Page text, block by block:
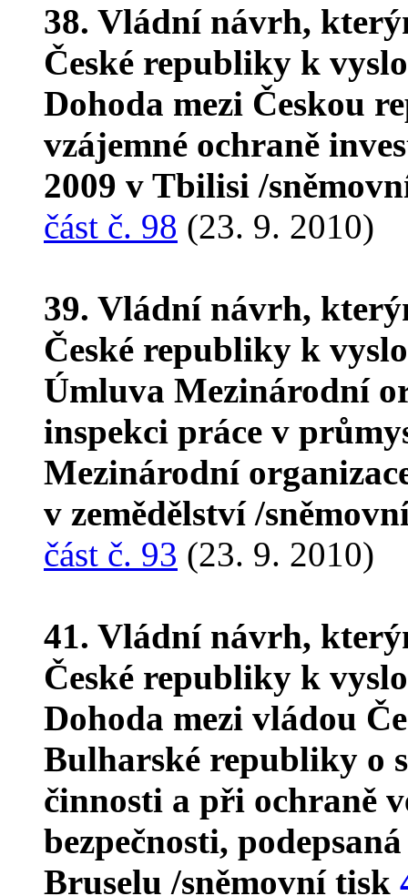
38. Vládní návrh,
České republiky k
Dohoda mezi Českou
vzájemné ochraně
2009 v Tbilisi /
část č. 98 (23. 9. 2010)
39. Vládní návrh,
České republiky k
Úmluva Mezinárodní
inspekci práce v
Mezinárodní
v zemědělství /
část č. 93 (23. 9. 2010)
41. Vládní návrh,
České republiky k
Dohoda mezi vládou
Bulharské republiky o
činnosti a při ochraně
bezpečnosti,
Bruselu /sněmovní tisk